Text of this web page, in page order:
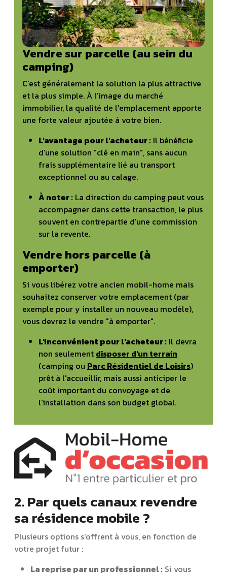
Vendre sur parcelle (au sein du
camping)
C'est généralement la solution la plus attractive
et la plus simple. À l'image du marché
immobilier, la qualité de l'emplacement apporte
une forte valeur ajoutée à votre bien.
L'avantage pour l'acheteur : Il bénéficie
d'une solution "clé en main", sans aucun
frais supplémentaire lié au transport
exceptionnel ou au calage.
À noter : La direction du camping peut vous
accompagner dans cette transaction, le plus
souvent en contrepartie d'une commission
sur la revente.
Vendre hors parcelle (à
emporter)
Si vous libérez votre ancien mobil-home mais
souhaitez conserver votre emplacement (par
exemple pour y installer un nouveau modèle),
vous devrez le vendre "à emporter".
L'inconvénient pour l'acheteur : Il devra
non seulement disposer d'un terrain
(camping ou Parc Résidentiel de Loisirs)
prêt à l'accueillir, mais aussi anticiper le
coût important du convoyage et de
l'installation dans son budget global.
2. Par quels canaux revendre
sa résidence mobile ?
Plusieurs options s'offrent à vous, en fonction de
votre projet futur :
La reprise par un professionnel : Si vous